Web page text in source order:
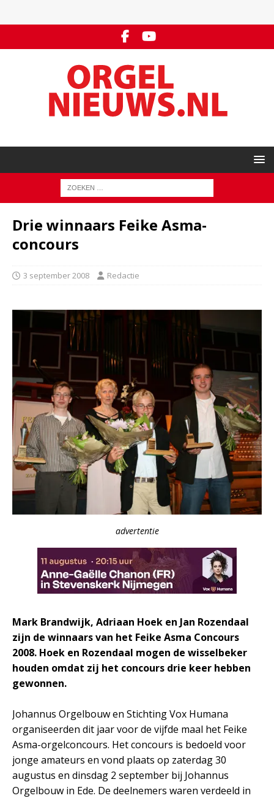
Drie winnaars Feike Asma-
concours
3 september 2008 Redactie
advertentie
Mark Brandwijk, Adriaan Hoek en Jan Rozendaal
zijn de winnaars van het Feike Asma Concours
2008. Hoek en Rozendaal mogen de wisselbeker
houden omdat zij het concours drie keer hebben
gewonnen.
Johannus Orgelbouw en Stichting Vox Humana
organiseerden dit jaar voor de vijfde maal het Feike
Asma-orgelconcours. Het concours is bedoeld voor
jonge amateurs en vond plaats op zaterdag 30
augustus en dinsdag 2 september bij Johannus
Orgelbouw in Ede. De deelnemers waren verdeeld in